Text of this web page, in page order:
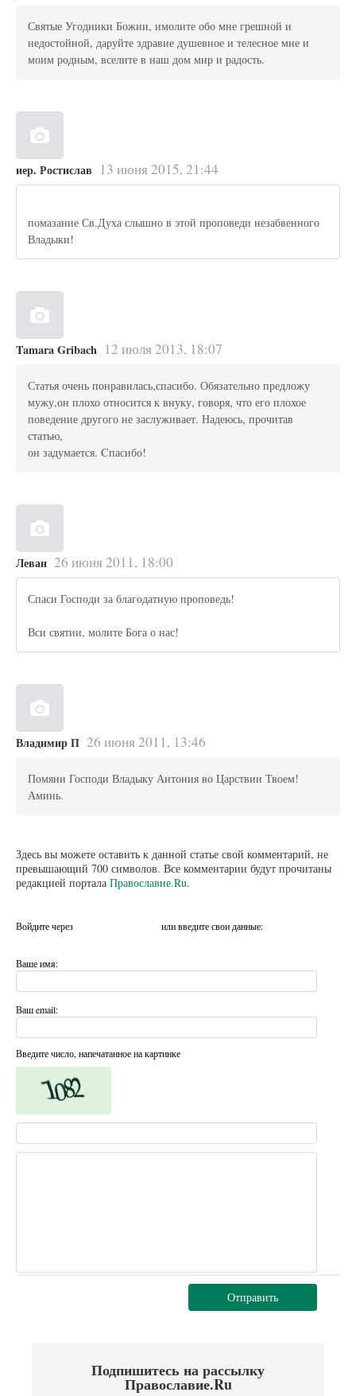
Святые Угодники Божии, имолите обо мне грешной и
недостойной, даруйте здравие душевное и телесное мне и
моим родным, вселите в наш дом мир и радость.
иер. Ростислав 13 июня 2015, 21:44
помазание Св.Духа слышно в этой проповеди незабвенного
Владыки!
Tamara Gribach 12 июля 2013, 18:07
Статья очень понравилась,спасибо. Обязательно предложу
мужу,он плохо относится к внуку, говоря, что его плохое
поведение другого не заслуживает. Надеюсь, прочитав
статью,
он задумается. Cпасибо!
Леван 26 июня 2011, 18:00
Спаси Господи за благодатную проповедь!
Вси святии, молите Бога о нас!
Владимир П 26 июня 2011, 13:46
Помяни Господи Владыку Антония во Царствии Твоем!
Аминь.
Здесь вы можете оставить к данной статье свой комментарий, не
превышающий 700 символов. Все комментарии будут прочитаны
редакцией портала Православие.Ru.
Войдите через или введите свои данные:
Ваше имя:
Ваш email:
Введите число, напечатанное на картинке
Отправить
Подпишитесь на рассылку
Православие.Ru